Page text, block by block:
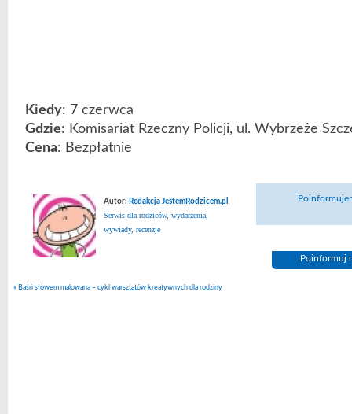
Kiedy: 7 czerwca
Gdzie: Komisariat Rzeczny Policji, ul. Wybrzeże
Cena: Bezpłatnie
Autor: Redakcja JestemRodzicem.pl
Serwis dla rodziców, wydarzenia,
wywiady, recenzje
Poinformuj
« Baśń słowem malowana – cykl warsztatów kreatywnych dla rodziny